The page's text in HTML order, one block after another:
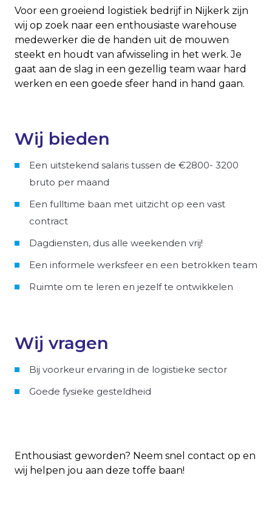
Voor een groeiend logistiek bedrijf in Nijkerk zijn
wij op zoek naar een enthousiaste warehouse
medewerker die de handen uit de mouwen
steekt en houdt van afwisseling in het werk. Je
gaat aan de slag in een gezellig team waar hard
werken en een goede sfeer hand in hand gaan.
Wij bieden
Een uitstekend salaris tussen de €2800- 3200
bruto per maand
Een fulltime baan met uitzicht op een vast
contract
Dagdiensten, dus alle weekenden vrij!
Een informele werksfeer en een betrokken team
Ruimte om te leren en jezelf te ontwikkelen
Wij vragen
Bij voorkeur ervaring in de logistieke sector
Goede fysieke gesteldheid
Enthousiast geworden? Neem snel contact op en
wij helpen jou aan deze toffe baan!